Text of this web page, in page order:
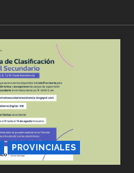
PROVINCIALES